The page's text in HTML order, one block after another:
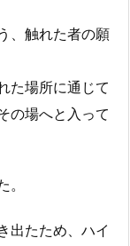
、触れた者の願
た場所に通じて
の場へと入って
出たため、ハイ